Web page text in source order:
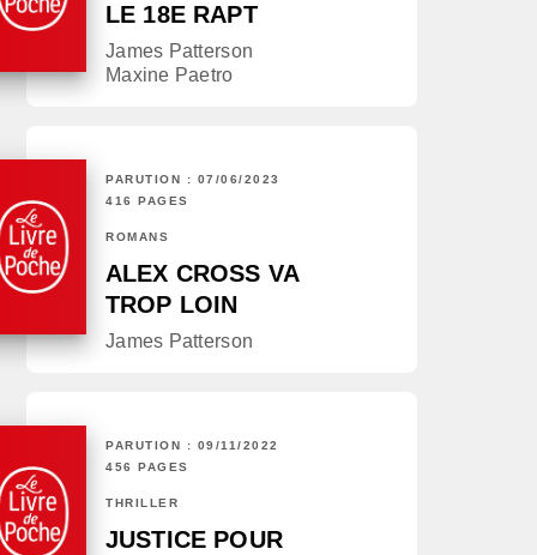
LE 18E RAPT
James Patterson
Maxine Paetro
PARUTION : 07/06/2023
416 PAGES
ROMANS
ALEX CROSS VA
TROP LOIN
James Patterson
PARUTION : 09/11/2022
456 PAGES
THRILLER
JUSTICE POUR